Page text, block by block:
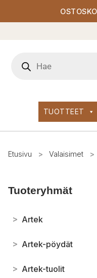
search
TUOTTEET
Etusivu > Valaisimet >
Tuoteryhmät
> Artek
> Artek-pöydät
> Artek-tuolit